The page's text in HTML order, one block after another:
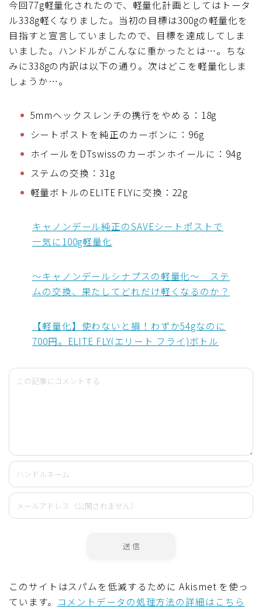
今回77g軽量化されたので、軽量化計画としてはトータ
ル338g軽くなりました。当初の目標は300gの軽量化を
目指すと宣言していましたので、目標を達成してしま
いました。ハンドルがこんなに重かったとは…。ちな
みに338gの内訳は以下の通り。次はどこを軽量化しま
しょうか…。
5mmヘックスレンチの携行をやめる：18g
シートポストを純正のカーボンに：96g
ホイールをDTswissのカーボンホイールに：94g
ステムの交換：31g
軽量ボトルのELITE FLYに交換：22g
キャノンデール純正のSAVEシートポストで
一気に100g軽量化
～キャノンデールシナプスの軽量化～ ステ
ムの交換、果たしてどれだけ軽くなるのか？
【軽量化】使わないと損！わずか54gなのに
700円。ELITE FLY(エリート フライ)ボトル
このサイトはスパムを低減するために Akismet を使っ
ています。 コメントデータの処理方法の詳細はこちら